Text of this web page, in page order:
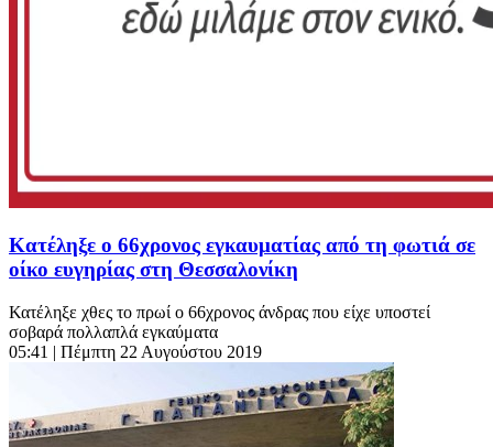
Κατέληξε ο 66χρονος εγκαυματίας από τη φωτιά σε
οίκο ευγηρίας στη Θεσσαλονίκη
Κατέληξε χθες το πρωί ο 66χρονος άνδρας που είχε υποστεί
σοβαρά πολλαπλά εγκαύματα
05:41 | Πέμπτη 22 Αυγούστου 2019